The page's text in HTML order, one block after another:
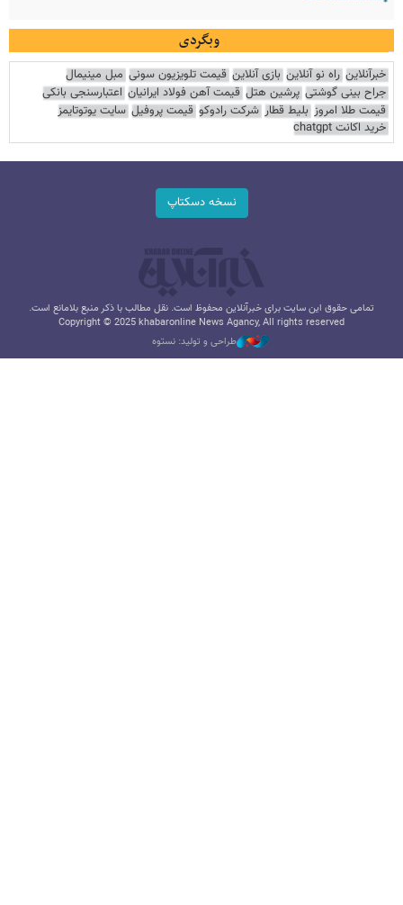
وبگردی
خبرآنلاین راه نو آنلاین بازی آنلاین قیمت تلویزیون سونی مبل مینیمال
جراح بینی گوشتی پرشین هتل قیمت آهن فولاد ایرانیان اعتبارسنجی بانکی
قیمت طلا امروز بلیط قطار شرکت رادوکو قیمت پروفیل سایت یوتوتایمز
خرید اکانت chatgpt
نسخه دسکتاپ
تمامی حقوق این سایت برای خبرآنلاین محفوظ است. نقل مطالب با ذکر منبع بلامانع است.
Copyright © 2025 khabaronline News Agancy, All rights reserved
طراحی و تولید: نستوه